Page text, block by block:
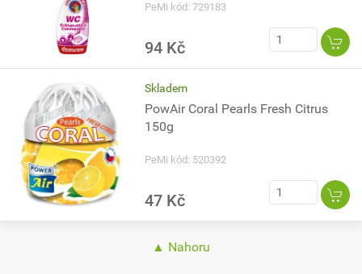
PeMi kód: 729183
94 Kč
Skladem
PowAir Coral Pearls Fresh Citrus
150g
PeMi kód: 520392
47 Kč
▲ Nahoru